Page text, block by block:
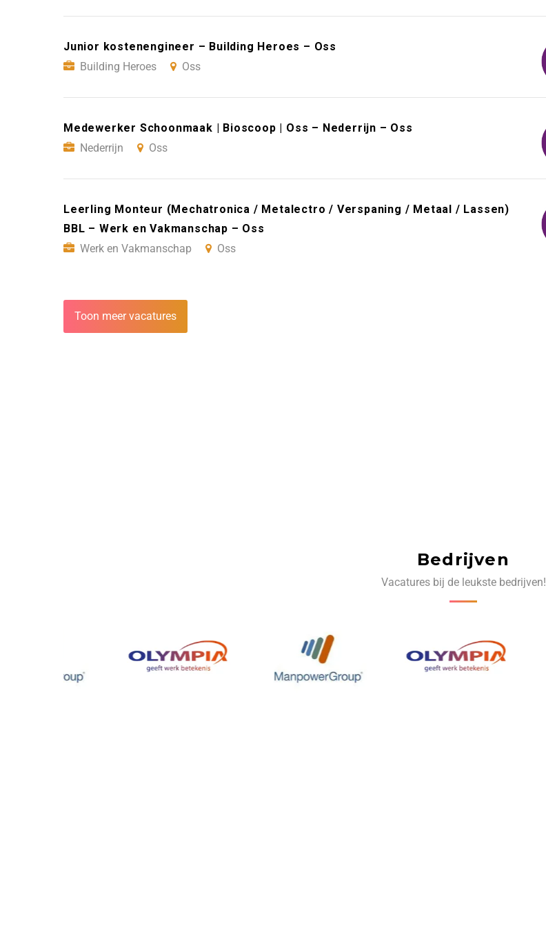
Junior kostenengineer – Building Heroes – Oss
Building Heroes
Oss
Medewerker Schoonmaak | Bioscoop | Oss – Nederrijn – Oss
Nederrijn
Oss
Leerling Monteur (Mechatronica / Metalectro / Verspaning / Metaal / Lassen)
BBL – Werk en Vakmanschap – Oss
Werk en Vakmanschap
Oss
Toon meer vacatures
Bedrijven
Vacatures bij de leukste bedrijven!